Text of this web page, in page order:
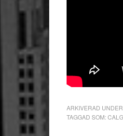
ARKIVERAD
TAGGAD SOM: